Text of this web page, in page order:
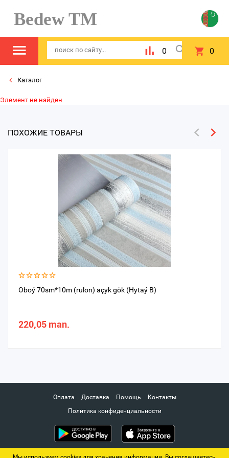
Bedew TM
0 0
Каталог
Элемент не найден
ПОХОЖИЕ ТОВАРЫ
Oboý 70sm*10m (rulon) açyk gök (Hytaý B)
220,05 man.
Оплата Доставка Помощь
Контакты
Политика конфиденциальности